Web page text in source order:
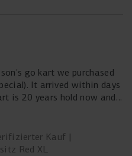
go kart we purchased
days
by our son and his
Kauf
Red XL